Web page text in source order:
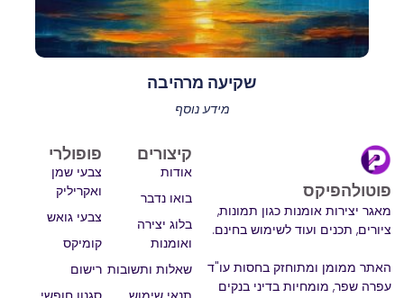
שקיעה מרהיבה
מידע נוסף
פוטולהפיקס
מאגר יצירות אומנות כגון תמונות,
ציורים, תכנים ועוד לשימוש בחינם.
האתר ממומן ומתוחזק בחסות עו"ד
עפרה שפר, מומחיות בדיני בנקים
קיצורים
אודות
בואו נדבר
בלוג יצירה
ואומנות
שאלות ותשובות
פופולרי
צבעי שמן
ואקריליק
צבעי גואש
קומיקס
רישום